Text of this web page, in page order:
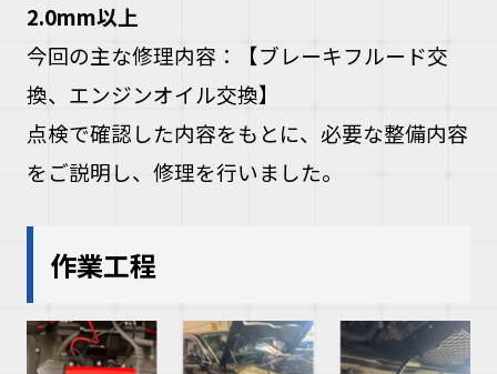
2.0mm以上
今回の主な修理内容：
【ブレーキフルード交
換、エンジンオイル交換】
点検で確認した内容をもとに、必要な整備内容
をご説明し、修理を行いました。
作業工程